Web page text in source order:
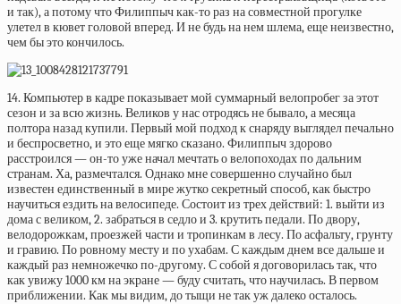
и так), а потому что Филиппыч как-то раз на совместной прогулке
улетел в кювет головой вперед. И не будь на нем шлема, еще неизвестно,
чем бы это кончилось.
14. Компьютер в кадре показывает мой суммарный велопробег за этот
сезон и за всю жизнь. Великов у нас отродясь не бывало, а месяца
полтора назад купили. Первый мой подход к снаряду выглядел печально
и беспросветно, и это еще мягко сказано. Филиппыч здорово
расстроился — он-то уже начал мечтать о велопоходах по дальним
странам. Ха, размечтался. Однако мне совершенно случайно был
известен единственный в мире жутко секретный способ, как быстро
научиться ездить на велосипеде. Состоит из трех действий: 1. выйти из
дома с великом, 2. забраться в седло и 3. крутить педали. По двору,
велодорожкам, проезжей части и тропинкам в лесу. По асфальту, грунту
и гравию. По ровному месту и по ухабам. С каждым днем все дальше и
каждый раз немножечко по-другому. С собой я договорилась так, что
как увижу 1000 км на экране — буду считать, что научилась. В первом
приближении. Как мы видим, до тыщи не так уж далеко осталось.